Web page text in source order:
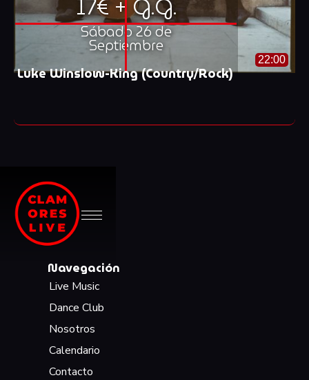
Sábado 26 de
Septiembre
22:00
Luke Winslow-King (Country/Rock)
Navegación
Live Music
Dance Club
Nosotros
Calendario
Contacto